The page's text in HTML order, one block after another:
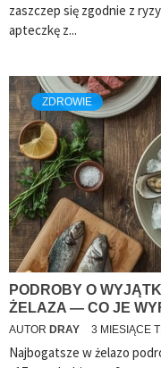
zaszczep się zgodnie z
apteczkę z...
ZDROWIE
PODROBY O
ŻELAZA — CO JE
AUTOR DRAY 3 MIESIĄCE
Najbogatsze w żelazo